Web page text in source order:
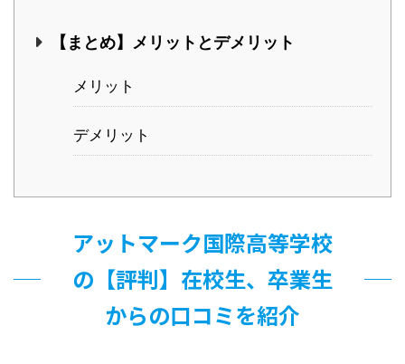
【まとめ】メリットとデメリット
メリット
デメリット
アットマーク国際高等学校
の【評判】在校生、卒業生
からの口コミを紹介